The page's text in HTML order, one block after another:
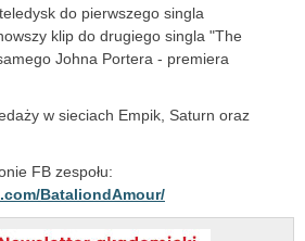
do pierwszego singla
klip do drugiego singla "The
Johna Portera - premiera
w sieciach Empik, Saturn oraz
FB zespołu:
BataliondAmour/